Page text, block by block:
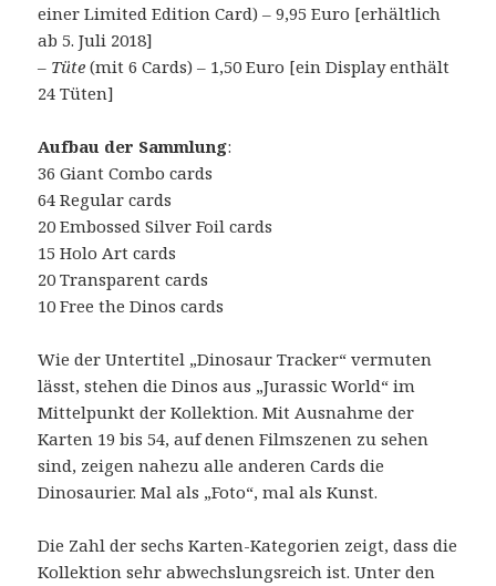
einer Limited Edition Card) – 9,95 Euro [erhältlich
ab 5. Juli 2018]
– Tüte (mit 6 Cards) – 1,50 Euro [ein Display enthält
24 Tüten]
Aufbau der Sammlung:
36 Giant Combo cards
64 Regular cards
20 Embossed Silver Foil cards
15 Holo Art cards
20 Transparent cards
10 Free the Dinos cards
Wie der Untertitel „Dinosaur Tracker“ vermuten
lässt, stehen die Dinos aus „Jurassic World“ im
Mittelpunkt der Kollektion. Mit Ausnahme der
Karten 19 bis 54, auf denen Filmszenen zu sehen
sind, zeigen nahezu alle anderen Cards die
Dinosaurier. Mal als „Foto“, mal als Kunst.
Die Zahl der sechs Karten-Kategorien zeigt, dass die
Kollektion sehr abwechslungsreich ist. Unter den